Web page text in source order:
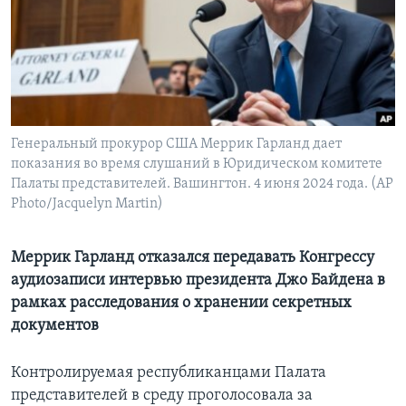
СОЦИАЛЬНЫЕ СЕТИ
Языки
Генеральный прокурор США Меррик Гарланд дает
показания во время слушаний в Юридическом комитете
Палаты представителей. Вашингтон. 4 июня 2024 года. (AP
Photo/Jacquelyn Martin)
Меррик Гарланд отказался передавать Конгрессу
аудиозаписи интервью президента Джо Байдена в
рамках расследования о хранении секретных
документов
Контролируемая республиканцами Палата
представителей в среду проголосовала за